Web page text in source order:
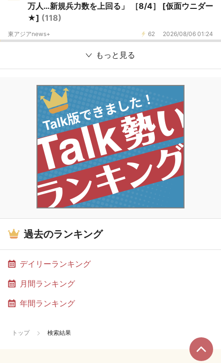
万人…新規兵力数を上回る」 ［8/4］ [仮面ウニダー
★] (118)
62 2026/08/06 01:24
東アジアnews+
もっと見る
過去のランキング
デイリーランキング
月間ランキング
年間ランキング
トップ 検索結果